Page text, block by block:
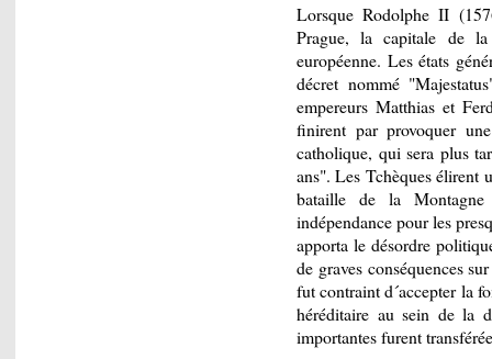
Lorsque Rodolphe II
Prague, la capitale de
européenne. Les états
décret nommé
empereurs Matthias et
finirent par provoquer
catholique, qui sera plus
ans". Les Tchèques élirent
bataille de la
indépendance pour les
apporta le désordre
de graves conséquences
fut contraint d´accepter la
héréditaire au sein de la
importantes furent